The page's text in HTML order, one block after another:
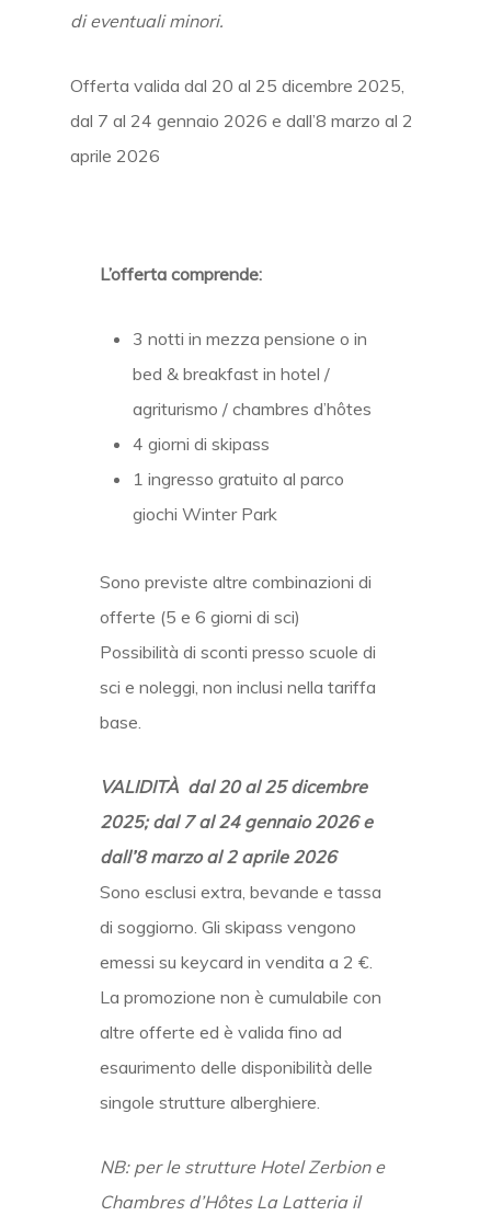
di eventuali minori.
Offerta valida dal 20 al 25 dicembre 2025,
dal 7 al 24 gennaio 2026 e dall’8 marzo al 2
aprile 2026
L’offerta comprende:
3 notti in mezza pensione o in
bed & breakfast in hotel /
agriturismo / chambres d’hôtes
4 giorni di skipass
1 ingresso gratuito al parco
giochi Winter Park
Sono previste altre combinazioni di
offerte (5 e 6 giorni di sci)
Possibilità di sconti presso scuole di
sci e noleggi, non inclusi nella tariffa
base.
VALIDITÀ dal 20 al 25 dicembre
2025; dal 7 al 24 gennaio 2026 e
dall’8 marzo al 2 aprile 2026
Sono esclusi extra, bevande e tassa
di soggiorno. Gli skipass vengono
emessi su keycard in vendita a 2 €.
La promozione non è cumulabile con
altre offerte ed è valida fino ad
esaurimento delle disponibilità delle
singole strutture alberghiere.
NB: per le strutture Hotel Zerbion e
Chambres d’Hôtes La Latteria il